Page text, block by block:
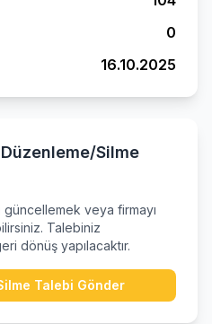
0
16.10.2025
Silme
veya firmayı
Talebiniz
dönüş yapılacaktır.
Talebi Gönder